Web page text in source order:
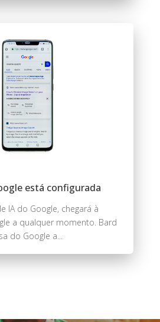
está configurada
IA do Google, chegará à
a qualquer momento. Bard
do Google a...